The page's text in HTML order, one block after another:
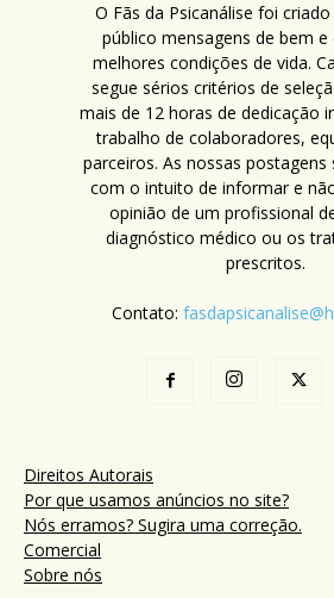
O Fãs da Psicanálise foi
público mensagens de bem
melhores condições de vida.
segue sérios critérios de
mais de 12 horas de dedicação
trabalho de colaboradores,
parceiros. As nossas postagens
com o intuito de informar e
opinião de um profissional
diagnóstico médico ou os
prescritos.
Contato:
Direitos Autorais
Por que usamos anúncios no site?
Nós erramos? Sugira uma correção.
Comercial
Sobre nós